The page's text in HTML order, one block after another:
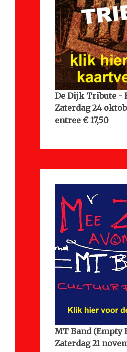
De Dijk Tribute -
Zaterdag 24
entree € 17,50
MT Band (Empty
Zaterdag 21